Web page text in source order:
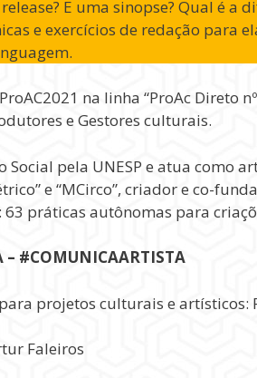
E uma sinopse? Qual é a
e exercícios de redação para
na linha “ProAc Direto nº
e Gestores culturais.
pela UNESP e atua como
e “MCirco”, criador e co-
63 práticas autônomas para
– #COMUNICAARTISTA
projetos culturais e artísticos:
Faleiros